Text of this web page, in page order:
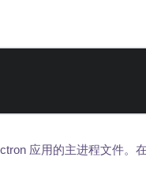
应用的主进程文件。